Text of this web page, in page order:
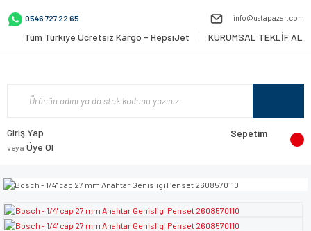
0546 727 22 65 info@ustapazar.com
Tüm Türkiye Ücretsiz Kargo - HepsiJet KURUMSAL TEKLİF AL
Giriş Yap
veya Üye Ol
Sepetim